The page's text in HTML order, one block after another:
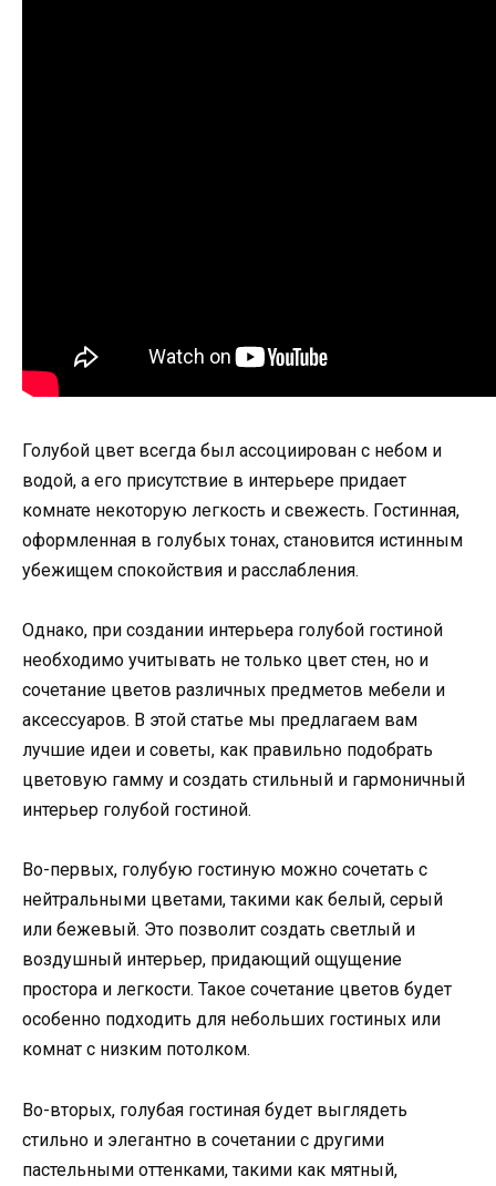
Голубой цвет всегда был ассоциирован с небом и
водой, а его присутствие в интерьере придает
комнате некоторую легкость и свежесть. Гостинная,
оформленная в голубых тонах, становится истинным
убежищем спокойствия и расслабления.
Однако, при создании интерьера голубой гостиной
необходимо учитывать не только цвет стен, но и
сочетание цветов различных предметов мебели и
аксессуаров. В этой статье мы предлагаем вам
лучшие идеи и советы, как правильно подобрать
цветовую гамму и создать стильный и гармоничный
интерьер голубой гостиной.
Во-первых, голубую гостиную можно сочетать с
нейтральными цветами, такими как белый, серый
или бежевый. Это позволит создать светлый и
воздушный интерьер, придающий ощущение
простора и легкости. Такое сочетание цветов будет
особенно подходить для небольших гостиных или
комнат с низким потолком.
Во-вторых, голубая гостиная будет выглядеть
стильно и элегантно в сочетании с другими
пастельными оттенками, такими как мятный,